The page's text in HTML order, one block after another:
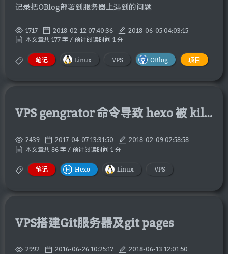
记录把OBlog部署到服务器上遇到的问题
1717 2018-02-12 07:40:36
2018-06-05 04:03:15
本文章共 177 字 / 预计阅读时间 1 分
笔记 Linux VPS OBlog 项目
VPS gengrator 命令导致 hexo 被 killed 解决方案
2439 2017-04-07 13:31:50
2018-02-09 02:58:58
本文章共 86 字 / 预计阅读时间 1 分
笔记 Hexo Linux VPS
VPS搭建Git服务器及git pages
2992 2016-06-26 10:25:17
2018-06-13 12:01:50